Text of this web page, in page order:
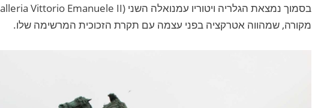
מקורה, שמהווה אטרקציה בפני עצמה עם תקרת הזכוכית המרשימה שלו.